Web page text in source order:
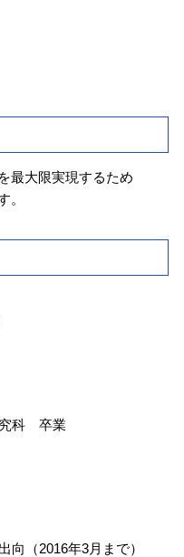
坂
最大限実現するため
。
究科 卒業
向（2016年3月まで）